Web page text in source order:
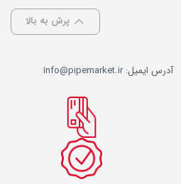
پرش به بالا
آدرس ایمیل:info@pipemarket.ir